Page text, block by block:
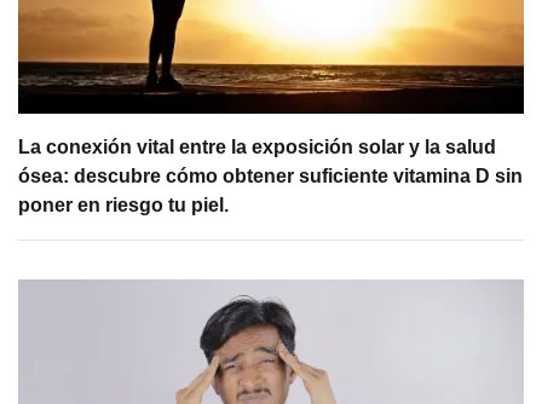
La conexión vital entre la exposición solar y la salud
ósea: descubre cómo obtener suficiente vitamina D sin
poner en riesgo tu piel.